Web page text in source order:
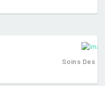
Soins Des